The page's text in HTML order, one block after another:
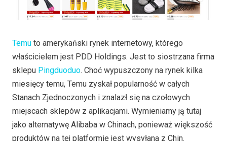
Temu to amerykański rynek internetowy, którego
właścicielem jest PDD Holdings. Jest to siostrzana firma
sklepu Pingduoduo. Choć wypuszczony na rynek kilka
miesięcy temu, Temu zyskał popularność w całych
Stanach Zjednoczonych i znalazł się na czołowych
miejscach sklepów z aplikacjami. Wymieniamy ją tutaj
jako alternatywę Alibaba w Chinach, ponieważ większość
produktów na tej platformie jest wysyłana z Chin.